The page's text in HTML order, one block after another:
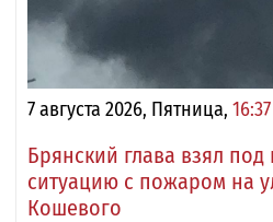
7 августа 2026, Пятница, 16:37
Брянский глава взял под
ситуацию с пожаром на
Кошевого